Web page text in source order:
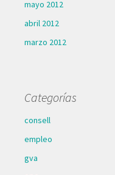
mayo 2012
abril 2012
marzo 2012
Categorías
consell
empleo
gva